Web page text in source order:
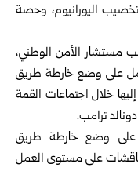
اليورانيوم، وحصة
مستشار الأمن الوطني،
على وضع خارطة طريق
خلال اجتماعات القمة
ترامب.
وضع خارطة طريق
على مستوى العمل